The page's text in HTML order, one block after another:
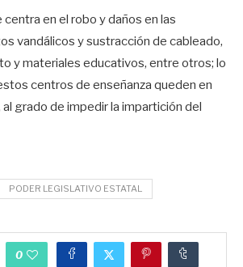
centra en el robo y daños en las
vandálicos y sustracción de cableado,
y materiales educativos, entre otros; lo
centros de enseñanza queden en
grado de impedir la impartición del
PODER LEGISLATIVO ESTATAL
0